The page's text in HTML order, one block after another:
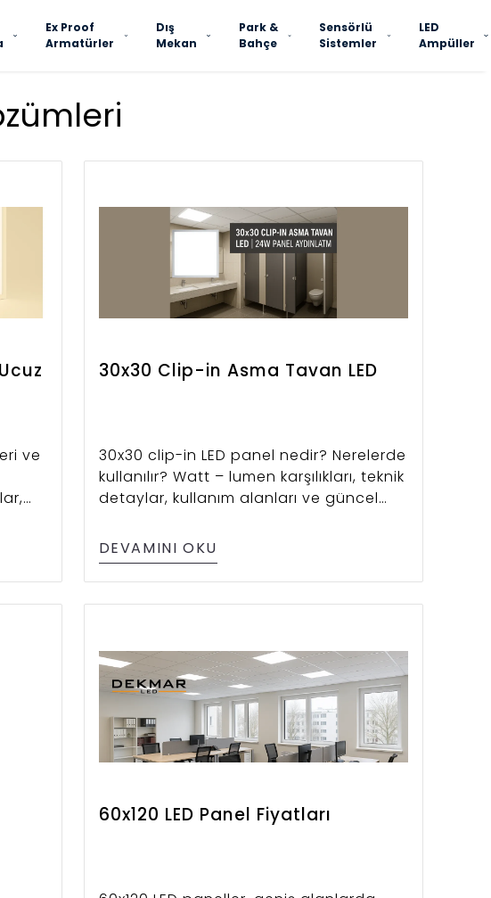
Ex Proof
Armatürler
Dış
Mekan
Park &
Bahçe
Sensörlü
Sistemler
LED
Ampüller
ve
30x30 Clip-in Asma Tavan LED
30x30 clip-in LED panel nedir? Nerelerde
kullanılır? Watt – lumen karşılıkları, teknik
detaylar, kullanım alanları ve güncel
DEVAMINI OKU
60x120 LED Panel Fiyatları